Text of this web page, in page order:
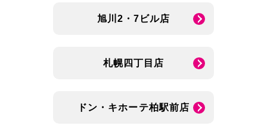
旭川2・7ビル店
札幌四丁目店
ドン・キホーテ柏駅前店